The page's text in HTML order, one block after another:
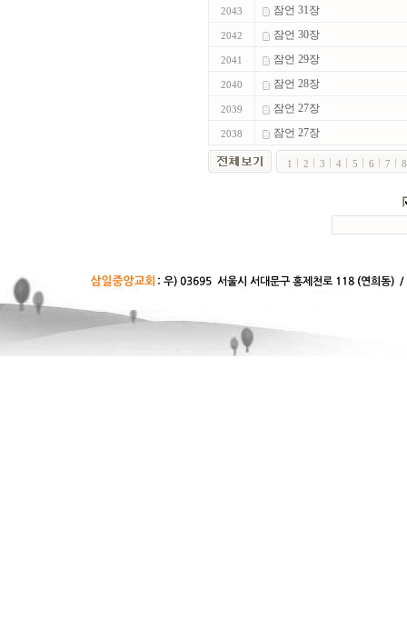
2043 잠언 31장
2042 잠언 30장
2041 잠언 29장
2040 잠언 28장
2039 잠언 27장
2038 잠언 27장
1 2 3 4 5 6 7 8